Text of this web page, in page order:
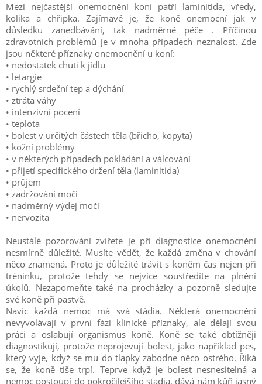
Mezi nejčastější onemocnění koní patří laminitida, vředy,
kolika a chřipka. Zajímavé je, že koně onemocní jak v
důsledku zanedbávání, tak nadměrné péče . Příčinou
zdravotních problémů je v mnoha případech neznalost. Zde
jsou některé příznaky onemocnění u koní:
• nedostatek chuti k jídlu
• letargie
• rychlý srdeční tep a dýchání
• ztráta váhy
• intenzivní pocení
• teplota
• bolest v určitých částech těla (břicho, kopyta)
• kožní problémy
• v některých případech pokládání a válcování
• přijetí specifického držení těla (laminitida)
• průjem
• zadržování moči
• nadměrný výdej moči
• nervozita
Neustálé pozorování zvířete je při diagnostice onemocnění
nesmírně důležité. Musíte vědět, že každá změna v chování
něco znamená. Proto je důležité trávit s koněm čas nejen při
tréninku, protože tehdy se nejvíce soustředíte na plnění
úkolů. Nezapomeňte také na procházky a pozorně sledujte
své koně při pastvě.
Navíc každá nemoc má svá stádia. Některá onemocnění
nevyvolávají v první fázi klinické příznaky, ale dělají svou
práci a oslabují organismus koně. Koně se také obtížněji
diagnostikují, protože neprojevují bolest, jako například pes,
který vyje, když se mu do tlapky zabodne něco ostrého. Říká
se, že koně tiše trpí. Teprve když je bolest nesnesitelná a
nemoc postoupí do pokročilejšího stadia, dává nám kůň jasný